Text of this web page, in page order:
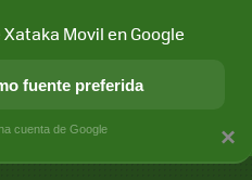
APLICACIONES
×
Movil en Google
fuente preferida
cuenta de Google